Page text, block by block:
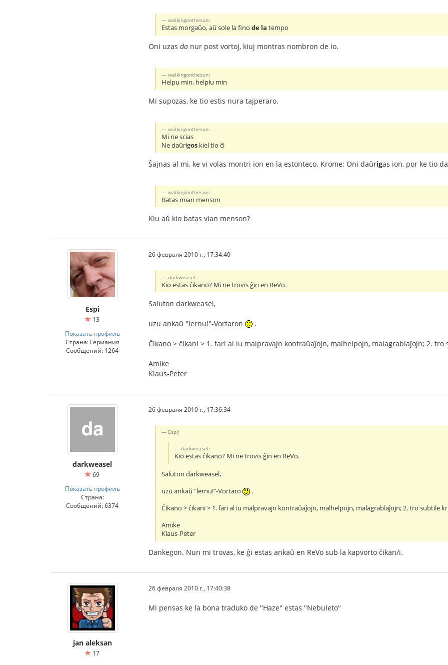
walkingonthesun:
Estas morgaŭo, aŭ sole la finode la tempo
Oni uzas da nur post vortoj, kiuj montras nombron de io.
walkingonthesun:
Helpu min, helplu min
Mi supozas, ke tio estis nura tajperaro.
walkingonthesun:
Mi ne scias
Ne daŭrigos kiel tio ĉi
Ŝajnas al mi, ke vi volas montri ion en la estonteco. Krome: Oni daŭrigas ion, por ke tio
walkingonthesun:
Batas mian menson
Kiu aŭ kio batas vian menson?
Espi
13
Показать профиль
Страна: Германия
Сообщений: 1264
26 февраля 2010 г., 17:34:40
darkweasel:
Kio estas ĉikano? Mi ne trovis ĝin en ReVo.
Saluton darkweasel,
uzu ankaŭ "lernu!"-Vortaron .
Ĉikano > ĉikani > 1. fari al iu malpravajn kontraŭaĵojn, malhelpojn, malagrablaĵojn; 2.
Amike
Klaus-Peter
darkweasel
69
Показать профиль
Страна:
Сообщений: 6374
26 февраля 2010 г., 17:36:34
Espi:
darkweasel:
Kio estas ĉikano? Mi ne trovis ĝin en ReVo.
Saluton darkweasel,
uzu ankaŭ "lernu!"-Vortaro
.
Ĉikano > ĉikani > 1. fari al iu malpravajn kontraŭaĵojn, malhelpojn, malagrablaĵojn; 2. tro subtile
Amike
Klaus-Peter
Dankegon. Nun mi trovas, ke ĝi estas ankaŭ en ReVo sub la kapvorto ĉikan/i.
jan aleksan
17
26 февраля 2010 г., 17:40:38
Mi pensas ke la bona traduko de "Haze" estas "Nebuleto"